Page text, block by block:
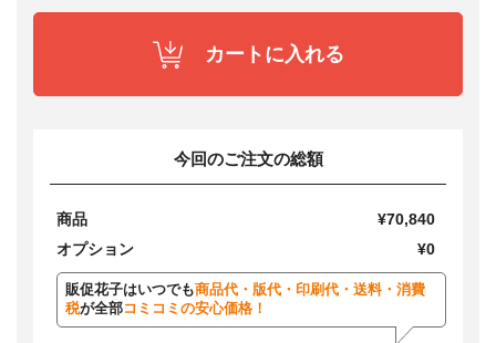
カートに入れる
今回のご注文の総額
商品
¥70,840
オプション
¥0
販促花子はいつでも商品代・版代・印刷代・送料・消費
税が全部コミコミの安心価格！